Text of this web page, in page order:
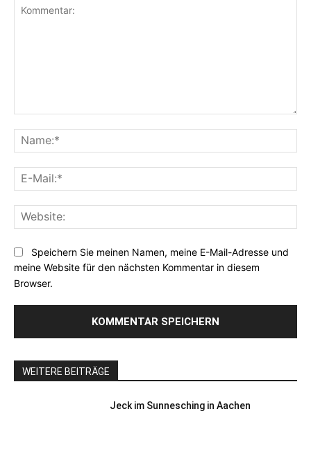
Speichern Sie meinen Namen, meine E-Mail-Adresse und
meine Website für den nächsten Kommentar in diesem
Browser.
WEITERE BEITRÄGE
Jeck im Sunnesching in Aachen